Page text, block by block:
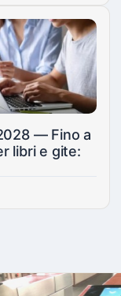
— Fino a
libri e gite: